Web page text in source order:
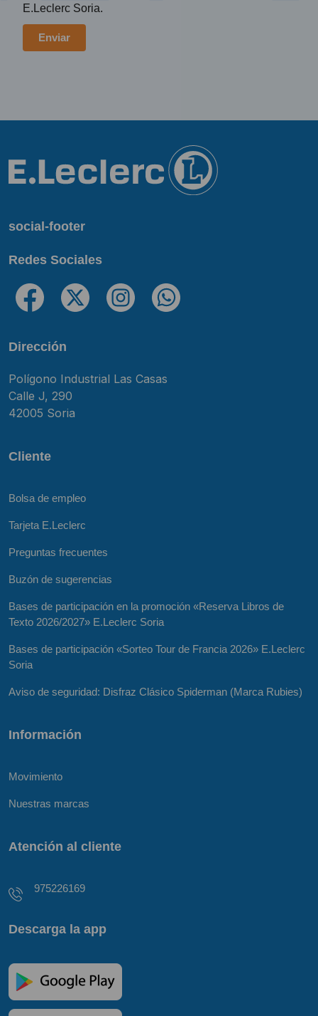
E.Leclerc Soria.
social-footer
Redes Sociales
Dirección
Polígono Industrial Las Casas
Calle J, 290
42005 Soria
Cliente
Bolsa de empleo
Tarjeta E.Leclerc
Preguntas frecuentes
Buzón de sugerencias
Bases de participación en la promoción «Reserva Libros de
Texto 2026/2027» E.Leclerc Soria
Bases de participación «Sorteo Tour de Francia 2026» E.Leclerc
Soria
Aviso de seguridad: Disfraz Clásico Spiderman (Marca Rubies)
Información
Movimiento
Nuestras marcas
Atención al cliente
975226169
Descarga la app